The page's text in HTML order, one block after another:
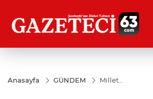
Anasayfa GÜNDEM
Millet